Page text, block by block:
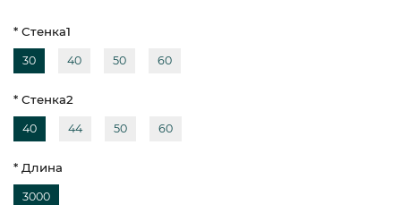
* Стенка1
30 40 50 60
* Стенка2
40 44 50 60
* Длина
3000